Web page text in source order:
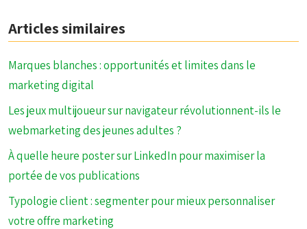
Articles similaires
Marques blanches : opportunités et limites dans le
marketing digital
Les jeux multijoueur sur navigateur révolutionnent-ils le
webmarketing des jeunes adultes ?
À quelle heure poster sur LinkedIn pour maximiser la
portée de vos publications
Typologie client : segmenter pour mieux personnaliser
votre offre marketing